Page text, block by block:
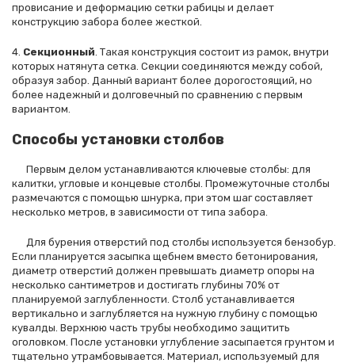
провисание и деформацию сетки рабицы и делает
конструкцию забора более жесткой.
4. Секционный . Такая конструкция состоит из рамок, внутри
которых натянута сетка. Секции соединяются между собой,
образуя забор. Данный вариант более дорогостоящий, но
более надежный и долговечный по сравнению с первым
вариантом.
Способы установки столбов
Первым делом устанавливаются ключевые столбы: для
калитки, угловые и концевые столбы. Промежуточные столбы
размечаются с помощью шнурка, при этом шаг составляет
несколько метров, в зависимости от типа забора.
Для бурения отверстий под столбы используется бензобур.
Если планируется засыпка щебнем вместо бетонирования,
диаметр отверстий должен превышать диаметр опоры на
несколько сантиметров и достигать глубины 70% от
планируемой заглубленности. Столб устанавливается
вертикально и заглубляется на нужную глубину с помощью
кувалды. Верхнюю часть трубы необходимо защитить
оголовком. После установки углубление засыпается грунтом и
тщательно утрамбовывается. Материал, используемый для